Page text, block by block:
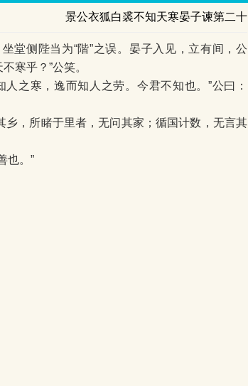
景公衣狐白裘不知天寒晏子谏第二十
堂侧陛当为“階”之误。晏子入见，立有间，公
寒乎？”公笑。
之寒，逸而知人之劳。今君不知也。”公曰：
，所睹于里者，无问其家；循国计数，无言其
也。”